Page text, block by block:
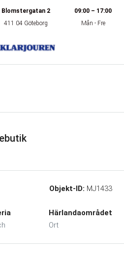
Blomstergatan 2
411 04 Göteborg
09:00 – 17:00
Mån - Fre
Objekt-ID: MJ1433
Härlandaområdet
Ort